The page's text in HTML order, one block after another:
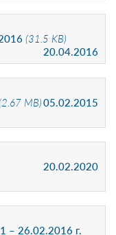
(31.5 KB)
20.04.2016
MB)05.02.2015
20.02.2020
– 26.02.2016 г.